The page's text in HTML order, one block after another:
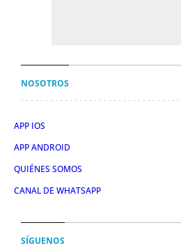
NOSOTROS
APP IOS
APP ANDROID
QUIÉNES SOMOS
CANAL DE WHATSAPP
SÍGUENOS